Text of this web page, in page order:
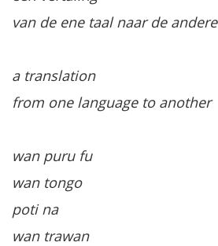
van de ene taal naar de andere
a translation
from one language to another
wan puru fu
wan tongo
poti na
wan trawan